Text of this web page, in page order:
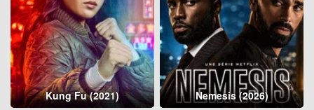
Kung Fu (2021) Nemesis (2026)